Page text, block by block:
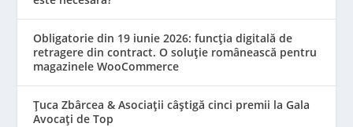
Obligatorie din 19 iunie 2026: funcția digitală de
retragere din contract. O soluție românească pentru
magazinele WooCommerce
Țuca Zbârcea & Asociații câștigă cinci premii la Gala
Avocați de Top